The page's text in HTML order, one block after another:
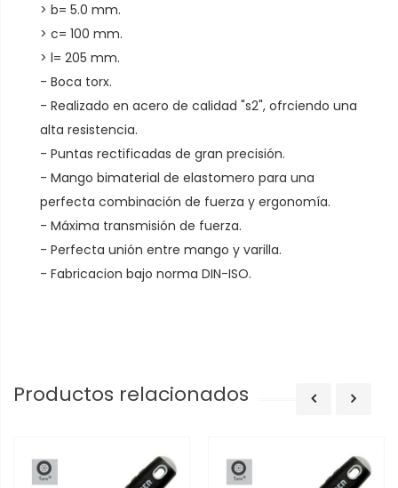
> b= 5.0 mm.
> c= 100 mm.
> l= 205 mm.
- Boca torx.
- Realizado en acero de calidad "s2", ofrciendo una
alta resistencia.
- Puntas rectificadas de gran precisión.
- Mango bimaterial de elastomero para una
perfecta combinación de fuerza y ergonomía.
- Máxima transmisión de fuerza.
- Perfecta unión entre mango y varilla.
- Fabricacion bajo norma DIN-ISO.
Productos relacionados